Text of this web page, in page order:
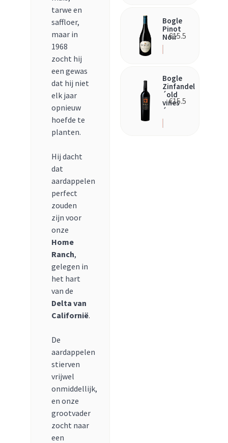
tarwe en
saffloer,
maar in
1968
zocht hij
een gewas
dat hij niet
elk jaar
opnieuw
hoefde te
planten.
Hij dacht
dat
aardappelen
perfect
zouden
zijn voor
onze
Home
Ranch,
gelegen in
het hart
van de
Delta van
Californië.
De
aardappelen
stierven
vrijwel
onmiddellijk,
en onze
grootvader
zocht naar
een
Bogle
Pinot
Noir
€15.5
Bogle
Zinfandel
´old
vines
´
€15.5